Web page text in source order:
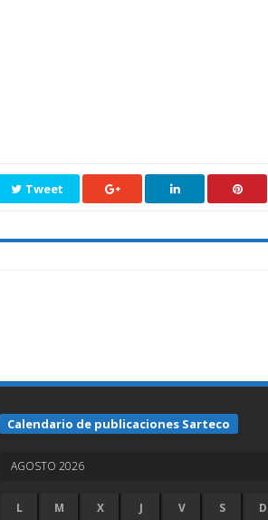
Tweet
Calendario de publicaciones Sarteco
AGOSTO 2026
L M X J V S D